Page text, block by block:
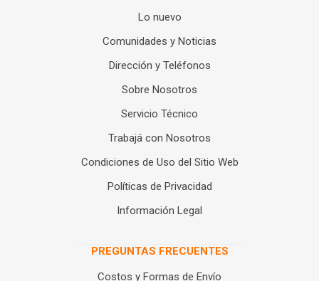
Lo nuevo
Comunidades y Noticias
Dirección y Teléfonos
Sobre Nosotros
Servicio Técnico
Trabajá con Nosotros
Condiciones de Uso del Sitio Web
Políticas de Privacidad
Información Legal
PREGUNTAS FRECUENTES
Costos y Formas de Envío